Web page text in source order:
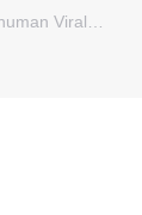
Viral…